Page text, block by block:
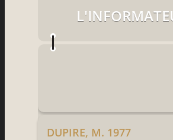
DUPIRE, M. 1977